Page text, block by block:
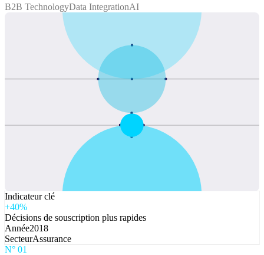
B2B TechnologyData IntegrationAI
Indicateur clé
+40%
Décisions de souscription plus rapides
Année2018
SecteurAssurance
N° 01